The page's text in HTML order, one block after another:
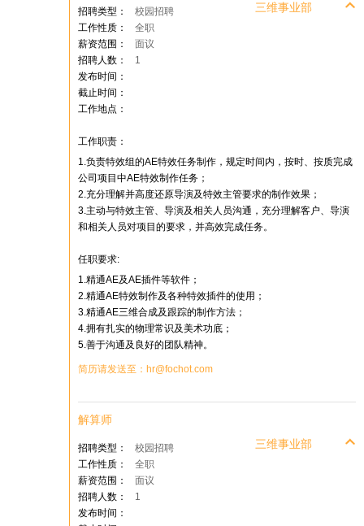
三维事业部
招聘类型：
校园招聘
工作性质：
全职
薪资范围：
面议
招聘人数：
1
发布时间：
截止时间：
工作地点：
工作职责：
1.负责特效组的AE特效任务制作，规定时间内，按时、按质完成
公司项目中AE特效制作任务；
2.充分理解并高度还原导演及特效主管要求的制作效果；
3.主动与特效主管、导演及相关人员沟通，充分理解客户、导演
和相关人员对项目的要求，并高效完成任务。
任职要求:
1.精通AE及AE插件等软件；
2.精通AE特效制作及各种特效插件的使用；
3.精通AE三维合成及跟踪的制作方法；
4.拥有扎实的物理常识及美术功底；
5.善于沟通及良好的团队精神。
简历请发送至：hr@fochot.com
解算师
三维事业部
招聘类型：
校园招聘
工作性质：
全职
薪资范围：
面议
招聘人数：
1
发布时间：